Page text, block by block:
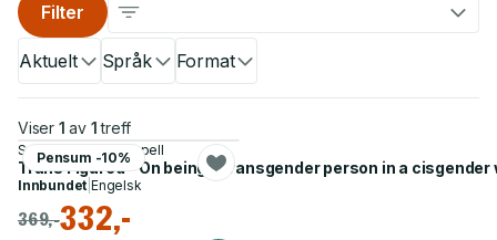
Aktuelt Språk Format
Filter
Viser 1 av 1 treff
Pensum -10%
Sophie Grace Chappell
Trans Figured – On being a transgender person in a cisgender
Innbundet |Engelsk
369,-332,-